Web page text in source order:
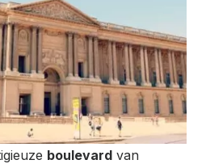
boulevard van